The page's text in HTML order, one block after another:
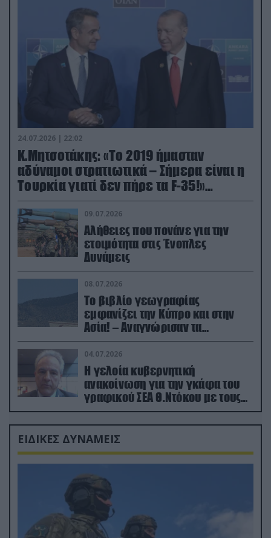
24.07.2026 | 22:02
Κ.Μητσοτάκης: «Το 2019 ήμασταν
αδύναμοι στρατιωτικά – Σήμερα είναι η
Τουρκία γιατί δεν πήρε τα F-35!»
(βίντεο)
09.07.2026
Αλήθειες που πονάνε για την
ετοιμότητα στις Ένοπλες
Δυνάμεις
08.07.2026
Το βιβλίο γεωγραφίας
εμφανίζει την Κύπρο και στην
Ασία! – Αναγνώρισαν τα
κατεχόμενα; (φωτο)
04.07.2026
Η γελοία κυβερνητική
ανακοίνωση για την γκάφα του
γραφικού ΣΕΑ Θ.Ντόκου με τους
Ρώσους φαρσέρ
ΕΙΔΙΚΕΣ ΔΥΝΑΜΕΙΣ